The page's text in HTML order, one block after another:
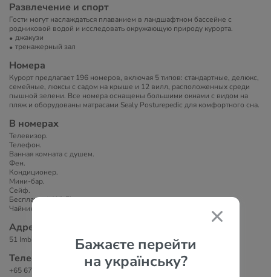
Бажаєте перейти
на українську?
Развлечение и спорт
Гости могут наслаждаться плаванием в ландшафтном бассейне с
родниковой водой и исследовать окружающую природу курорта.
джакузи
тренажерный зал
Номера
Курорт предлагает 196 номеров, включая 5 типов: стандартные, делюкс,
семейные, люксы с садом на крыше и 12 вилл, расположенных среди
пышной зелени. Все номера оснащены большими окнами с видом на
пляж и оборудованы матрасами Sealy Posturepedic для комфортного сна.
В номерах
Телевизор.
Телефон.
Ванная комната с душем.
Фен.
Кондиционер.
Мини-бар.
Сейф.
Бесплатный Wi-Fi.
Чайник/кофеварка.
Адрес
51 Imbiah Walk, Sentosa, Singapore 099538
Телефоны
+65 6722 3333